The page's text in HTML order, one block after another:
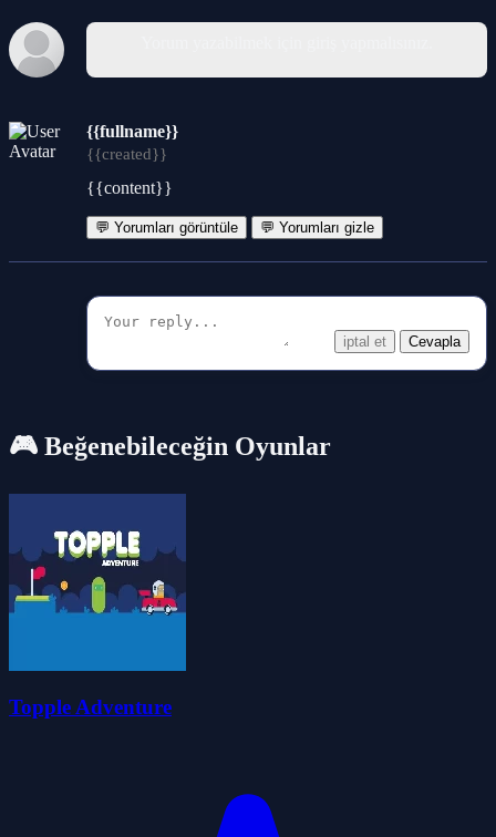
{{fullname}}
{{created}}
{{content}}
💬 Yorumları görüntüle 💬 Yorumları gizle
iptal et Cevapla
🎮 Beğenebileceğin Oyunlar
Topple Adventure